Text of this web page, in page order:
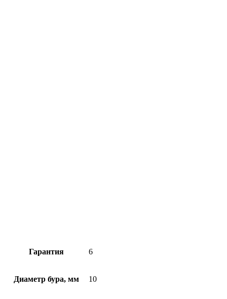
Гарантия 6
Диаметр бура, мм 10